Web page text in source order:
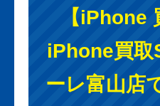
【iPhone
iPhone買
ーレ富山店